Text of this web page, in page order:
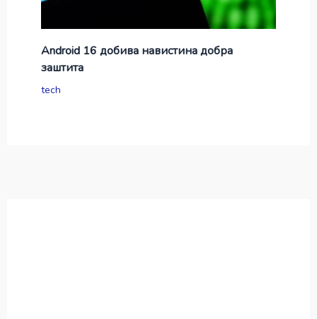
Android 16 добива навистина добра
заштита
tech